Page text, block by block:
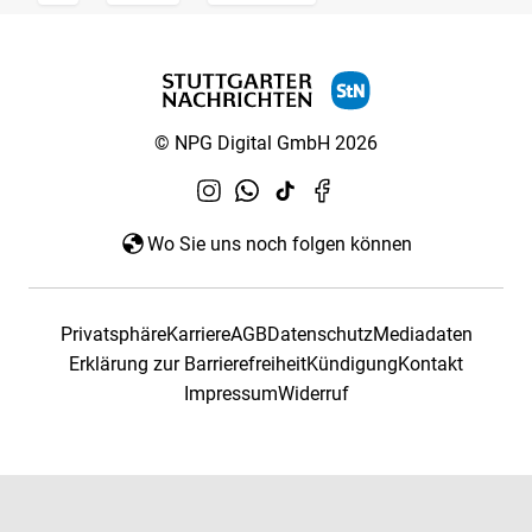
© NPG Digital GmbH 2026
Wo Sie uns noch folgen können
PrivatsphäreKarriereAGBDatenschutzMediadaten
Erklärung zur BarrierefreiheitKündigungKontakt
ImpressumWiderruf